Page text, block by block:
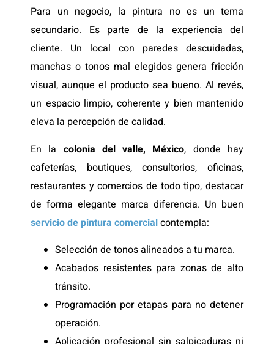
Para un negocio, la pintura no es un tema
secundario. Es parte de la experiencia del
cliente. Un local con paredes descuidadas,
manchas o tonos mal elegidos genera fricción
visual, aunque el producto sea bueno. Al revés,
un espacio limpio, coherente y bien mantenido
eleva la percepción de calidad.
En la colonia del valle, México, donde hay
cafeterías, boutiques, consultorios, oficinas,
restaurantes y comercios de todo tipo, destacar
de forma elegante marca diferencia. Un buen
servicio de pintura comercialcontempla:
Selección de tonos alineados a tu marca.
Acabados resistentes para zonas de alto
tránsito.
Programación por etapas para no detener
operación.